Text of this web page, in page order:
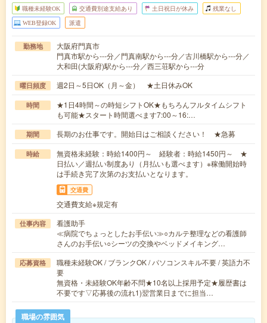
職種未経験OK 交通費別途支給あり 土日祝日が休み 残業なし
WEB登録OK 派遣
勤務地
大阪府門真市
門真市駅から---分／門真南駅から---分／古川橋駅から---分／
大和田(大阪府)駅から---分／西三荘駅から---分
曜日頻度 週2日～5日OK（月～金） ★土日休みOK
時間
★1日4時間～の時短シフトOK★もちろんフルタイムシフト
も可能★スタート時間選べます7:00～16:…
期間 長期のお仕事です。開始日はご相談ください！ ★急募
時給
無資格未経験：時給1400円～ 経験者：時給1450円～ ★
日払い／週払い制度あり（月払いも選べます）※稼働開始時
は手続き完了次第のお支払いとなります。
交通費
交通費支給※規定有
仕事内容
看護助手
≪病院でちょっとしたお手伝い≫○カルテ整理などの看護師
さんのお手伝い○シーツの交換やベッドメイキング…
応募資格
職種未経験OK / ブランクOK / パソコンスキル不要 / 英語力不
要
無資格・未経験OK年齢不問★10名以上採用予定★履歴書は
不要です▽応募後の流れ1)翌営業日までに担当…
職場の雰囲気